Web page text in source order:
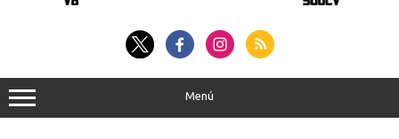
Menú